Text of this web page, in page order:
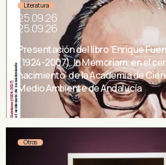
Literatura
25.09.26
25.09.26
Presentación del libro ‘Enrique
(1924-2007). In Memoriam, en el
nacimiento’ de la Academia de
Medio Ambiente de Andalucía
Otros